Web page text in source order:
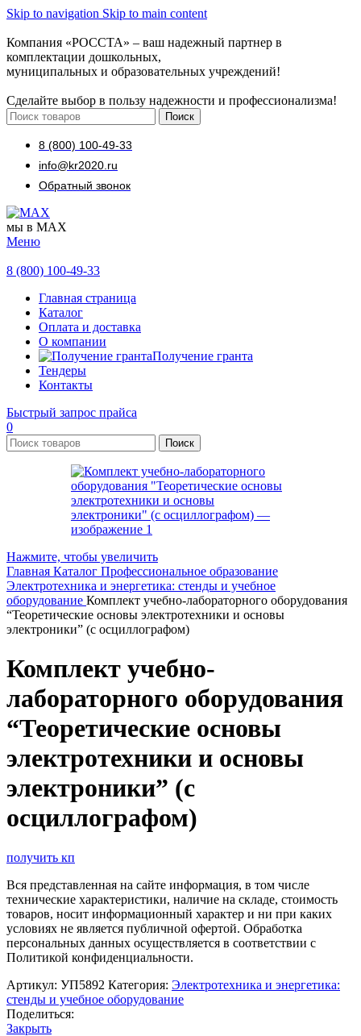
Skip to navigation Skip to main content
Компания «РОССТА» – ваш надежный партнер в
комплектации дошкольных,
муниципальных и образовательных учреждений!
Сделайте выбор в пользу надежности и профессионализма!
Поиск
8 (800) 100-49-33
info@kr2020.ru
Обратный звонок
мы в MAX
Меню
8 (800) 100-49-33
Главная страница
Каталог
Оплата и доставка
О компании
Получение гранта
Тендеры
Контакты
Быстрый запрос прайса
0
Поиск
Нажмите, чтобы увеличить
Главная Каталог Профессиональное образование
Электротехника и энергетика: стенды и учебное
оборудование Комплект учебно-лабораторного оборудования
“Теоретические основы электротехники и основы
электроники” (с осциллографом)
Комплект учебно-
лабораторного оборудования
“Теоретические основы
электротехники и основы
электроники” (с
осциллографом)
получить кп
Вся представленная на сайте информация, в том числе
технические характеристики, наличие на складе, стоимость
товаров, носит информационный характер и ни при каких
условиях не является публичной офертой. Обработка
персональных данных осуществляется в соответствии с
Политикой конфиденциальности.
Артикул: УП5892 Категория: Электротехника и энергетика:
стенды и учебное оборудование
Поделиться:
Закрыть